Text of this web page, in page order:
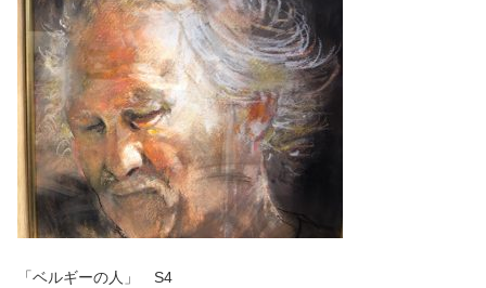
「ベルギーの人」 S4